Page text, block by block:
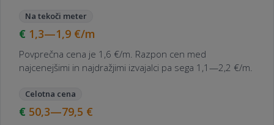
Na tekoči meter
1,3—1,9 €/m
Povprečna cena je 1,6 €/m. Razpon cen med
najcenejšimi in najdražjimi izvajalci pa sega 1,1—2,2 €/m.
Celotna cena
50,3—79,5 €